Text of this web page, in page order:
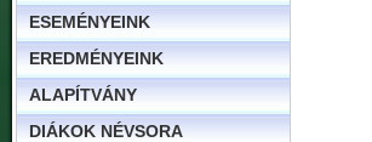
ESEMÉNYEINK
EREDMÉNYEINK
ALAPÍTVÁNY
DIÁKOK NÉVSORA